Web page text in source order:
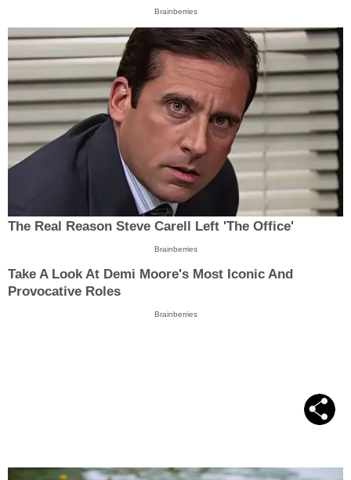
Brainberries
The Real Reason Steve Carell Left 'The Office'
Brainberries
Take A Look At Demi Moore's Most Iconic And
Provocative Roles
Brainberries